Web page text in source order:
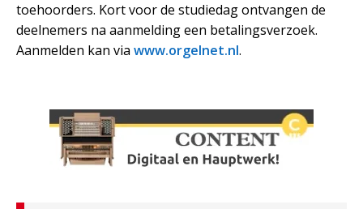
toehoorders. Kort voor de studiedag ontvangen de
deelnemers na aanmelding een betalingsverzoek.
Aanmelden kan via www.orgelnet.nl.